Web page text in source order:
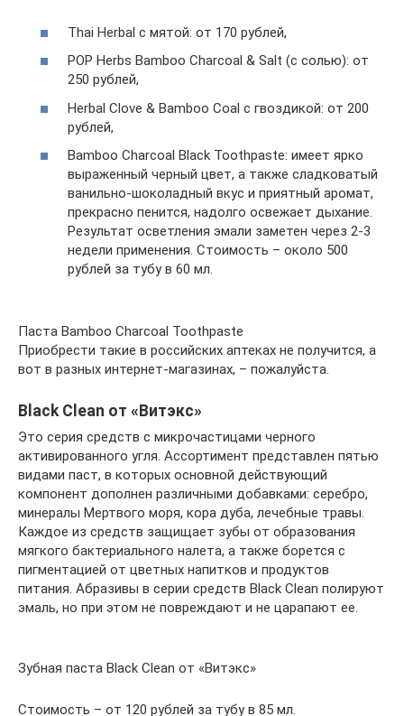
Thai Herbal с мятой: от 170 рублей,
POP Herbs Bamboo Charcoal & Salt (с солью): от
250 рублей,
Herbal Clove & Bamboo Coal с гвоздикой: от 200
рублей,
Bamboo Charcoal Black Toothpaste: имеет ярко
выраженный черный цвет, а также сладковатый
ванильно-шоколадный вкус и приятный аромат,
прекрасно пенится, надолго освежает дыхание.
Результат осветления эмали заметен через 2-3
недели применения. Стоимость – около 500
рублей за тубу в 60 мл.
Паста Bamboo Charcoal Toothpaste
Приобрести такие в российских аптеках не получится, а
вот в разных интернет-магазинах, – пожалуйста.
Black Clean от «Витэкс»
Это серия средств с микрочастицами черного
активированного угля. Ассортимент представлен пятью
видами паст, в которых основной действующий
компонент дополнен различными добавками: серебро,
минералы Мертвого моря, кора дуба, лечебные травы.
Каждое из средств защищает зубы от образования
мягкого бактериального налета, а также борется с
пигментацией от цветных напитков и продуктов
питания. Абразивы в серии средств Black Clean полируют
эмаль, но при этом не повреждают и не царапают ее.
Зубная паста Black Clean от «Витэкс»
Стоимость – от 120 рублей за тубу в 85 мл.